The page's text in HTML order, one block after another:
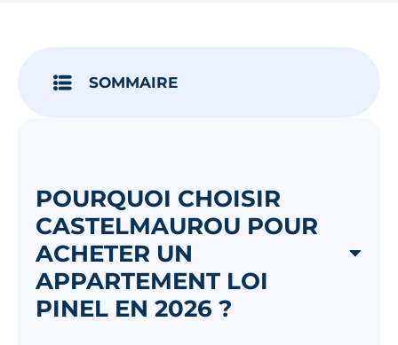
SOMMAIRE
POURQUOI CHOISIR
CASTELMAUROU POUR
ACHETER UN
APPARTEMENT LOI
PINEL EN 2026 ?